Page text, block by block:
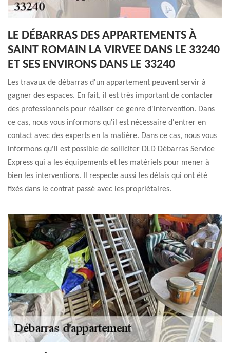
LE DÉBARRAS DES APPARTEMENTS À
SAINT ROMAIN LA VIRVEE DANS LE 33240
ET SES ENVIRONS DANS LE 33240
Les travaux de débarras d'un appartement peuvent servir à
gagner des espaces. En fait, il est très important de contacter
des professionnels pour réaliser ce genre d'intervention. Dans
ce cas, nous vous informons qu'il est nécessaire d'entrer en
contact avec des experts en la matière. Dans ce cas, nous vous
informons qu'il est possible de solliciter DLD Débarras Service
Express qui a les équipements et les matériels pour mener à
bien les interventions. Il respecte aussi les délais qui ont été
fixés dans le contrat passé avec les propriétaires.